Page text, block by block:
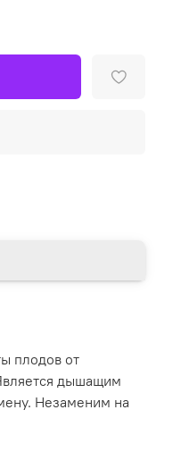
плодов от
дышащим
Незаменим на